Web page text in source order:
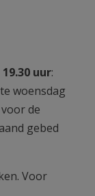
uur:
woensdag
de
gebed
Voor